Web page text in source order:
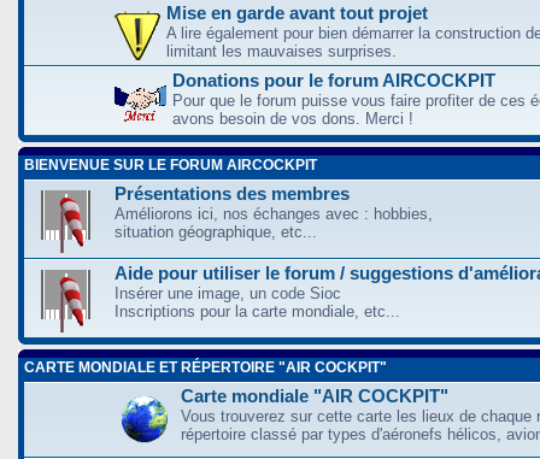
Mise en garde avant tout projet
A lire également pour bien démarrer la construction
limitant les mauvaises surprises.
Donations pour le forum AIRCOCKPIT
Pour que le forum puisse vous faire profiter de ces
avons besoin de vos dons. Merci !
BIENVENUE SUR LE FORUM AIRCOCKPIT
Présentations des membres
Améliorons ici, nos échanges avec : hobbies,
situation géographique, etc...
Aide pour utiliser le forum / suggestions
Insérer une image, un code Sioc
Inscriptions pour la carte mondiale, etc...
CARTE MONDIALE ET RÉPERTOIRE "AIR COCKPIT"
Carte mondiale "AIR COCKPIT"
Vous trouverez sur cette carte les lieux de chaque
répertoire classé par types d'aéronefs hélicos,